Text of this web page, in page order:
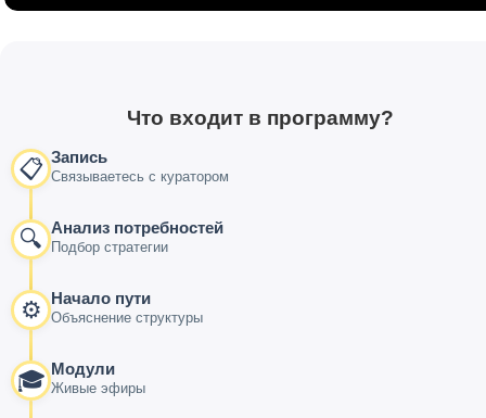
Что входит в программу?
📋 Запись
Связываетесь с куратором
🔍 Анализ потребностей
Подбор стратегии
⚙️ Начало пути
Объяснение структуры
🎓 Модули
Живые эфиры